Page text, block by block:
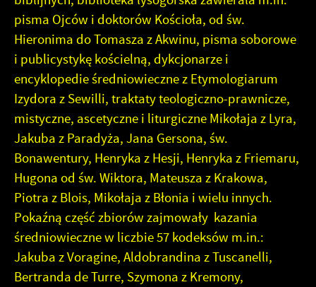
pisma Ojców i doktorów Kościoła, od św.
Hieronima do Tomasza z Akwinu, pisma soborowe
i publicystykę kościelną, dykcjonarze i
encyklopedie średniowieczne z Etymologiarum
Izydora z Sewilli, traktaty teologiczno-prawnicze,
mistyczne, ascetyczne i liturgiczne Mikołaja z Lyra,
Jakuba z Paradyża, Jana Gersona, św.
Bonawentury, Henryka z Hesji, Henryka z Friemaru,
Hugona od św. Wiktora, Mateusza z Krakowa,
Piotra z Blois, Mikołaja z Błonia i wielu innych.
Pokaźną część zbiorów zajmowały kazania
średniowieczne w liczbie 57 kodeksów m.in.:
Jakuba z Voragine, Aldobrandina z Tuscanelli,
Bertranda de Turre, Szymona z Kremony,